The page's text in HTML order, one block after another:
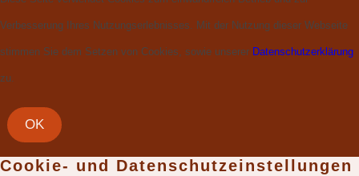
Verbesserung Ihres Nutzungserlebnisses. Mit der Nutzung dieser Webseite
stimmen Sie dem Setzen von Cookies, sowie unserer Datenschutzerklärung
zu.
OK
Cookie- und Datenschutzeinstellungen